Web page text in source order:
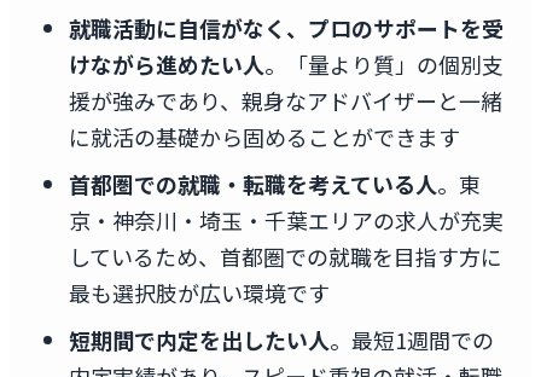
就職活動に自信がなく、プロのサポートを受
けながら進めたい人。「量より質」の個別支
援が強みであり、親身なアドバイザーと一緒
に就活の基礎から固めることができます
首都圏での就職・転職を考えている人。東
京・神奈川・埼玉・千葉エリアの求人が充実
しているため、首都圏での就職を目指す方に
最も選択肢が広い環境です
短期間で内定を出したい人。最短1週間での